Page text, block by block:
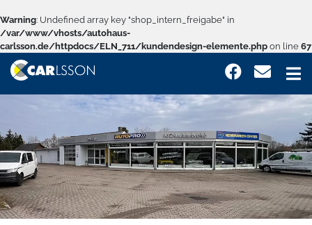
Warning: Undefined array key "shop_intern_freigabe" in
/var/www/vhosts/autohaus-
carlsson.de/httpdocs/ELN_711/kundendesign-elemente.php on line 67